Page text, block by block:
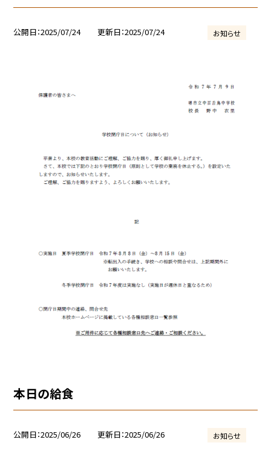
公開日 2025/07/24 更新日 2025/07/24 お知らせ
本日の給食
公開日 2025/06/26 更新日 2025/06/26 お知らせ